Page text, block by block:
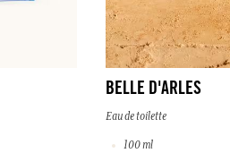
BELLE D'ARLES
Eau de toilette
100 ml